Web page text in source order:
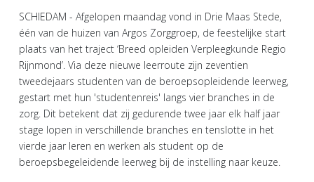
SCHIEDAM - Afgelopen maandag vond in Drie Maas Stede,
één van de huizen van Argos Zorggroep, de feestelijke start
plaats van het traject ‘Breed opleiden Verpleegkunde Regio
Rijnmond’. Via deze nieuwe leerroute zijn zeventien
tweedejaars studenten van de beroepsopleidende leerweg,
gestart met hun 'studentenreis' langs vier branches in de
zorg. Dit betekent dat zij gedurende twee jaar elk half jaar
stage lopen in verschillende branches en tenslotte in het
vierde jaar leren en werken als student op de
beroepsbegeleidende leerweg bij de instelling naar keuze.